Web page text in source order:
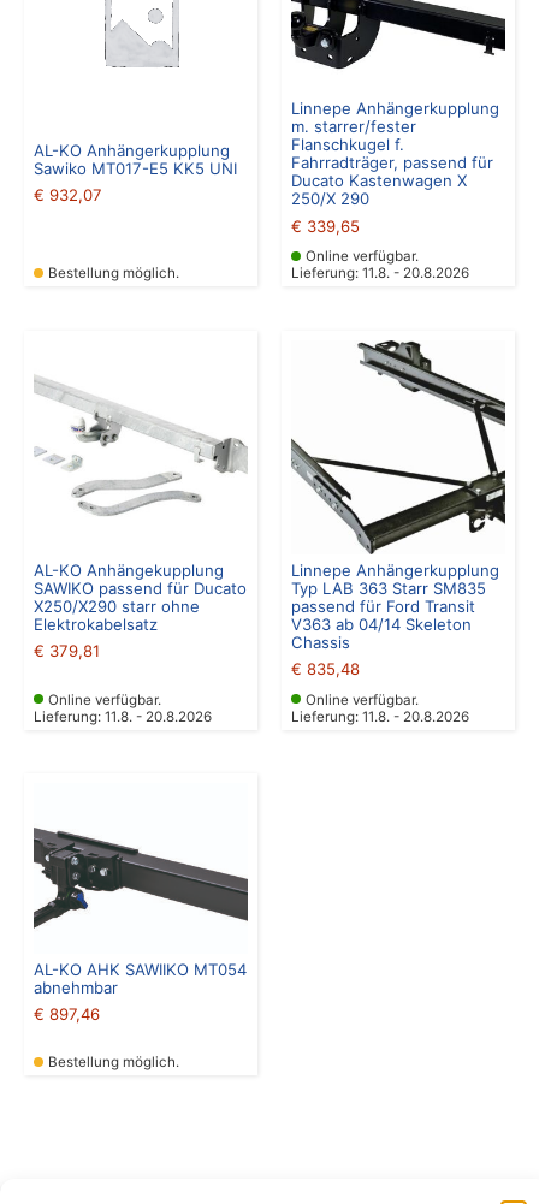
AL-KO Anhängerkupplung
Sawiko MT017-E5 KK5 UNI
€ 932,07
Bestellung möglich.
Linnepe Anhängerkupplung
m. starrer/fester
Flanschkugel f.
Fahrradträger, passend für
Ducato Kastenwagen X
250/X 290
€ 339,65
Online verfügbar.
Lieferung: 11.8. - 20.8.2026
AL-KO Anhängekupplung
SAWIKO passend für Ducato
X250/X290 starr ohne
Elektrokabelsatz
€ 379,81
Online verfügbar.
Lieferung: 11.8. - 20.8.2026
Linnepe Anhängerkupplung
Typ LAB 363 Starr SM835
passend für Ford Transit
V363 ab 04/14 Skeleton
Chassis
€ 835,48
Online verfügbar.
Lieferung: 11.8. - 20.8.2026
AL-KO AHK SAWIIKO MT054
abnehmbar
€ 897,46
Bestellung möglich.